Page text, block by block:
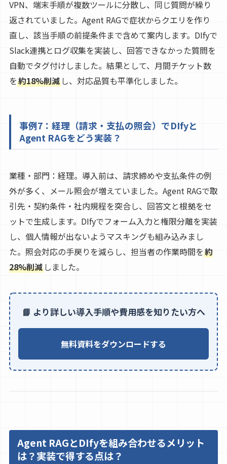
VPN、端末手順が複数ツールに分散し、同じ質問が繰り
返されていました。Agent RAGで症状からクエリを作り
直し、該当手順の前提条件まで含めて案内します。DIfyで
Slack連携とログ収集を実装し、回答できなかった質問を
自動でタグ付けしました。結果として、月間チケット数
を約18%削減し、対応品質も平準化しました。
事例7：経理（請求・支払の照会）でDIfyと
Agent RAGをどう実装？
業種・部門：経理。導入前は、請求締めや支払条件の例
外が多く、メール照会が増えていました。Agent RAGで取
引先・契約条件・社内規程を突合し、回答文と根拠をセ
ットで生成します。DIfyでフォーム入力と権限分離を実装
し、個人情報が出ないようマスキングも組み込みまし
た。照会対応の手戻りを減らし、担当者の作業時間を約
28%削減しました。
📘 より詳しい導入手順や費用感を知りたい方へ
無料資料をダウンロードする
Agent RAGとDIfyを組み合わせるメリット
は？実装で得する点は？